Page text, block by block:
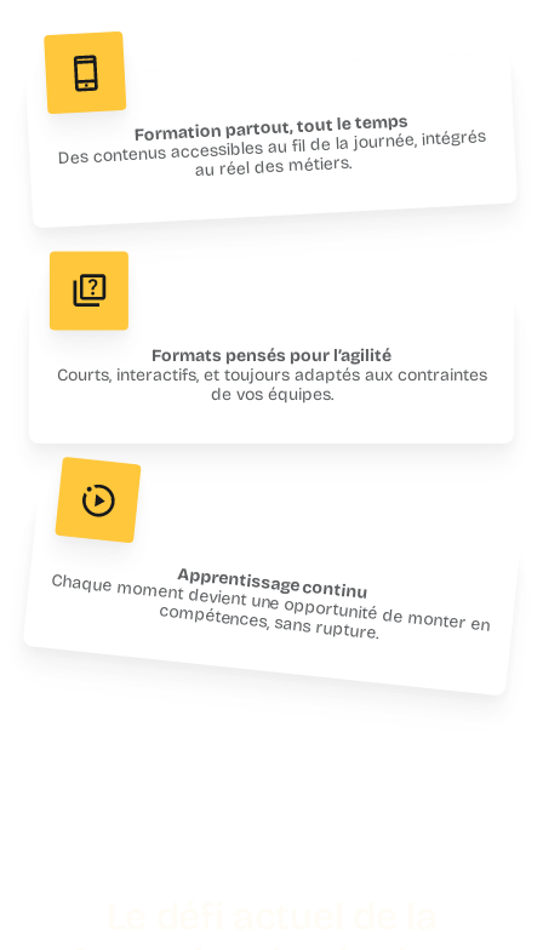
Formation partout, tout le temps
Des contenus accessibles au fil de la journée, intégrés
au réel des métiers.
Formats pensés pour l’agilité
Courts, interactifs, et toujours adaptés aux contraintes
de vos équipes.
Apprentissage continu
Chaque moment devient une opportunité de monter en
compétences, sans rupture.